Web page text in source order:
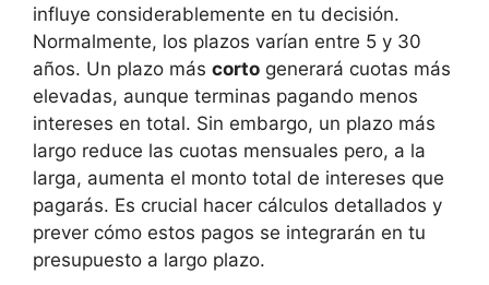
influye considerablemente en tu decisión.
Normalmente, los plazos varían entre 5‍ y 30
años. Un plazo⁣ más corto generará cuotas más
elevadas, ⁢aunque​ terminas pagando menos
⁢intereses en total. Sin embargo, un plazo más
largo reduce ‌las ⁣cuotas mensuales pero, a la
larga, aumenta ​el monto total de intereses que
pagarás. Es crucial ​hacer ​cálculos ‍detallados y
prever cómo⁣ estos pagos se integrarán en tu
‍presupuesto a​ largo plazo.